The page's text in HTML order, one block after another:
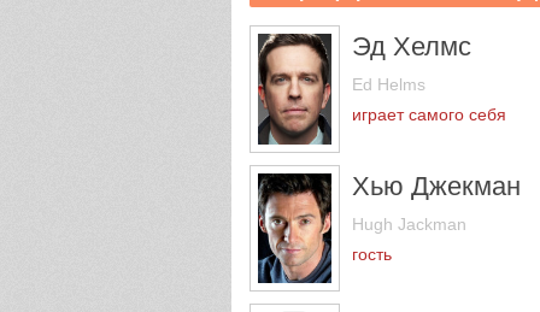
Эд Хелмс
Ed Helms
играет самого себя
Хью Джекман
Hugh Jackman
гость